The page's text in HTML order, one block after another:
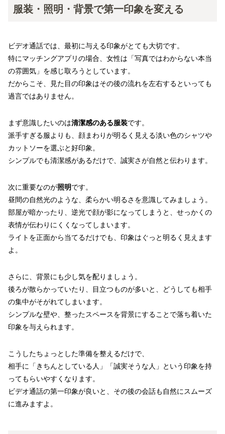
服装・照明・背景で第一印象を変える
ビデオ通話では、最初に与える印象がとても大切です。
特にマッチングアプリの場合、女性は「写真ではわからない本当
の雰囲気」を感じ取ろうとしています。
だからこそ、見た目の印象はその後の流れを左右するといっても
過言ではありません。
まず意識したいのは清潔感のある服装です。
派手すぎる服よりも、顔まわりが明るく見える淡い色のシャツや
カットソーを選ぶと好印象。
シンプルでも清潔感があるだけで、誠実さが自然と伝わります。
次に重要なのが照明です。
昼間の自然光のような、柔らかい明るさを意識してみましょう。
部屋が暗かったり、逆光で顔が影になってしまうと、せっかくの
表情が伝わりにくくなってしまいます。
ライトを正面から当てるだけでも、印象はぐっと明るく見えます
よ。
さらに、背景にも少し気を配りましょう。
後ろが散らかっていたり、目立つものが多いと、どうしても相手
の集中がそがれてしまいます。
シンプルな壁や、整ったスペースを背景にすることで落ち着いた
印象を与えられます。
こうしたちょっとした準備を整えるだけで、
相手に「きちんとしている人」「誠実そうな人」という印象を持
ってもらいやすくなります。
ビデオ通話の第一印象が良いと、その後の会話も自然にスムーズ
に進みますよ。